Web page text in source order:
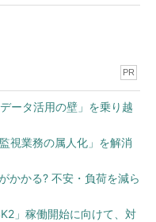
PR
ータ活用の壁」を乗り越
視業務の属人化」を解消
かかる? 不安・負荷を減ら
」稼働開始に向けて、対